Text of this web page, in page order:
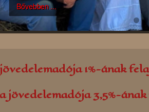
Bővebben ...
1%-ának
3,5%-